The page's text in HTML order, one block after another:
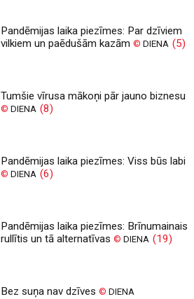
Pandēmijas laika piezīmes: Par dzīviem
vilkiem un paēdušām kazām© DIENA (5)
Tumšie vīrusa mākoņi pār jauno biznesu
© DIENA (8)
Pandēmijas laika piezīmes: Viss būs labi
© DIENA (6)
Pandēmijas laika piezīmes: Brīnumainais
rullītis un tā alternatīvas© DIENA (19)
Bez suņa nav dzīves© DIENA